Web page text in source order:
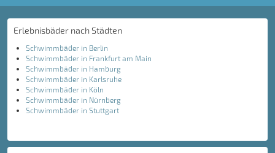
Erlebnisbäder nach Städten
Schwimmbäder in Berlin
Schwimmbäder in Frankfurt am Main
Schwimmbäder in Hamburg
Schwimmbäder in Karlsruhe
Schwimmbäder in Köln
Schwimmbäder in Nürnberg
Schwimmbäder in Stuttgart